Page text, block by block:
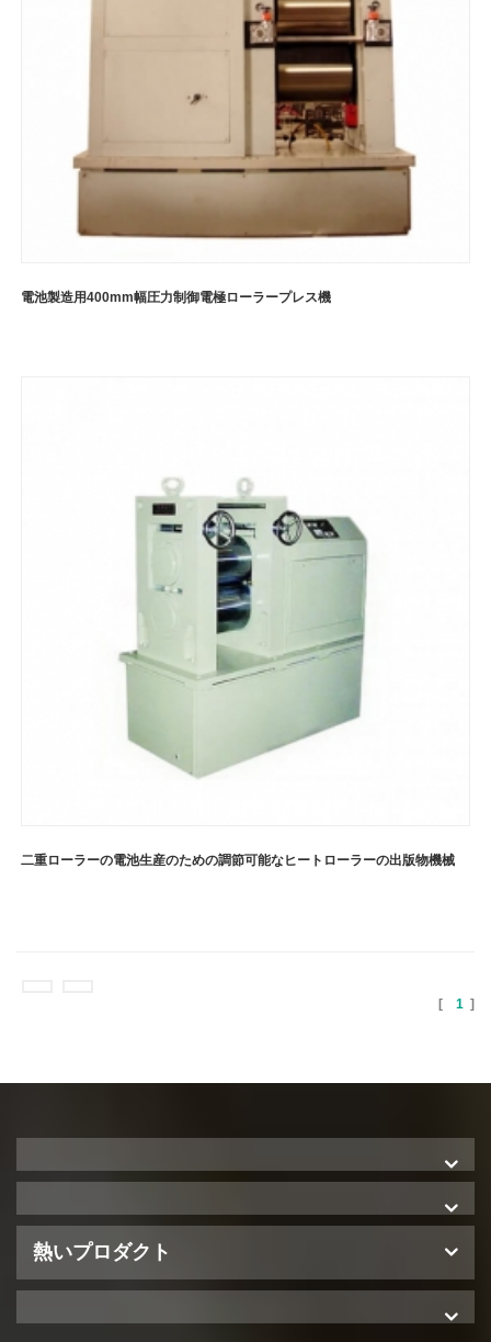
電池製造用400mm幅圧力制御電極ローラープレス機
二重ローラーの電池生産のための調節可能なヒートローラーの出版物機械
[ 1 ]
熱いプロダクト